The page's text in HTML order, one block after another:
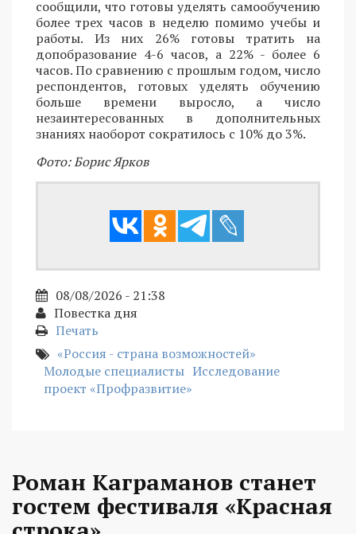
сообщили, что готовы уделять самообучению
более трех часов в неделю помимо учебы и
работы. Из них 26% готовы тратить на
допобразование 4-6 часов, а 22% - более 6
часов. По сравнению с прошлым годом, число
респондентов, готовых уделять обучению
больше времени выросло, а число
незаинтересованных в дополнительных
знаниях наоборот сократилось с 10% до 3%.
Фото: Борис Ярков
08/08/2026 - 21:38
Повестка дня
Печать
«Россия - страна возможностей»
Молодые специалисты Исследование
проект «Профразвитие»
Роман Каграманов станет
гостем фестиваля «Красная